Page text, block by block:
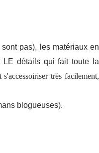
pas), les matériaux en
détails qui fait toute la
très facilement,
blogueuses).